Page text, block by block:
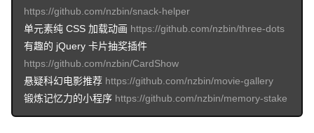
https://github.com/nzbin/snack-helper
单元素纯 CSS 加载动画 https://github.com/nzbin/three-dots
有趣的 jQuery 卡片抽奖插件
https://github.com/nzbin/CardShow
悬疑科幻电影推荐 https://github.com/nzbin/movie-gallery
锻炼记忆力的小程序 https://github.com/nzbin/memory-stake